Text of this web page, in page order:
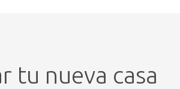
tu nueva casa